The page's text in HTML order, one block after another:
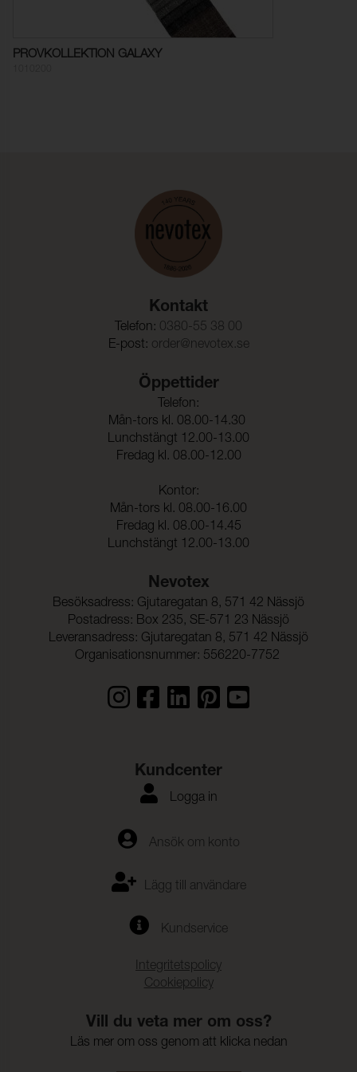
≥ 4-5 (ISO 105-X12)
954,5 N (ISO 13937-3)
146,9 N (ISO 13937-3)
Dimensionsändring Varp: - 2,5 % (ISO 5077)
PROVKOLLEKTION GALAXY
Kontakt
Telefon: 0380-55 38 00
E-post: order@nevotex.se
Öppettider
Telefon:
Mån-tors kl. 08.00-14.30
Lunchstängt 12.00-13.00
Fredag kl. 08.00-12.00
Kontor:
Mån-tors kl. 08.00-16.00
Fredag kl. 08.00-14.45
Lunchstängt 12.00-13.00
Nevotex
Besöksadress: Gjutaregatan 8, 571 42 Nässjö
Postadress: Box 235, SE-571 23 Nässjö
Leveransadress: Gjutaregatan 8, 571 42 Nässjö
Organisationsnummer: 556220-7752
Kundcenter
Logga in
Ansök om konto
Lägg till användare
Kundservice
Integritetspolicy
Cookiepolicy
Vill du veta mer om oss?
Läs mer om oss genom att klicka nedan